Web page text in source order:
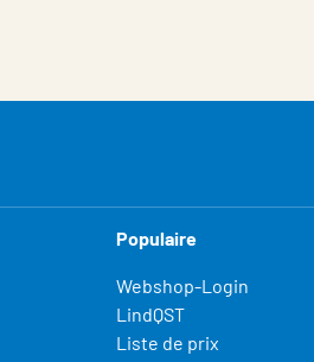
Populaire
Webshop-Login
LindQST
Liste de prix